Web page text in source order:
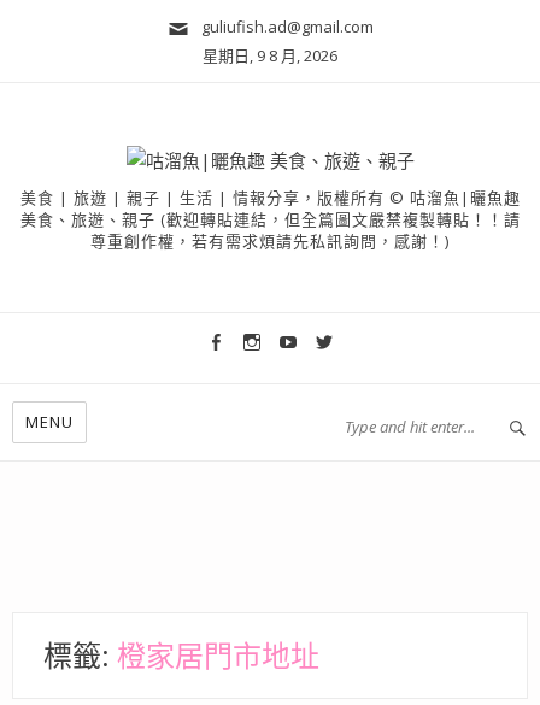
guliufish.ad@gmail.com
星期日, 9 8 月, 2026
美食 | 旅遊 | 親子 | 生活 | 情報分享，版權所有 © 咕溜魚|曬魚趣
美食、旅遊、親子 (歡迎轉貼連結，但全篇圖文嚴禁複製轉貼！！請
尊重創作權，若有需求煩請先私訊詢問，感謝！)
MENU
標籤: 橙家居門市地址